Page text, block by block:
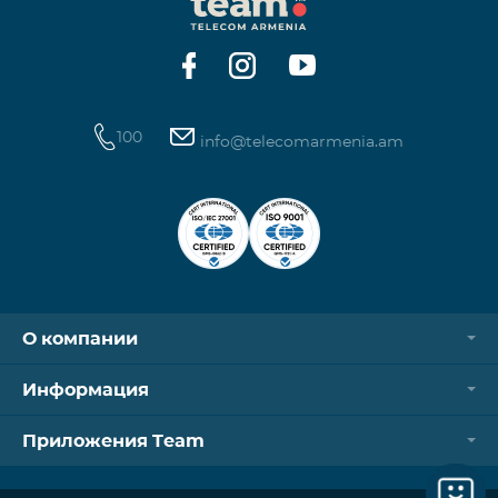
операторов. Для корректной идентификации Wi-
Fi и VPN должны быть отключен
100 info@telecomarmenia.am
О компании
Информация
Приложения Team